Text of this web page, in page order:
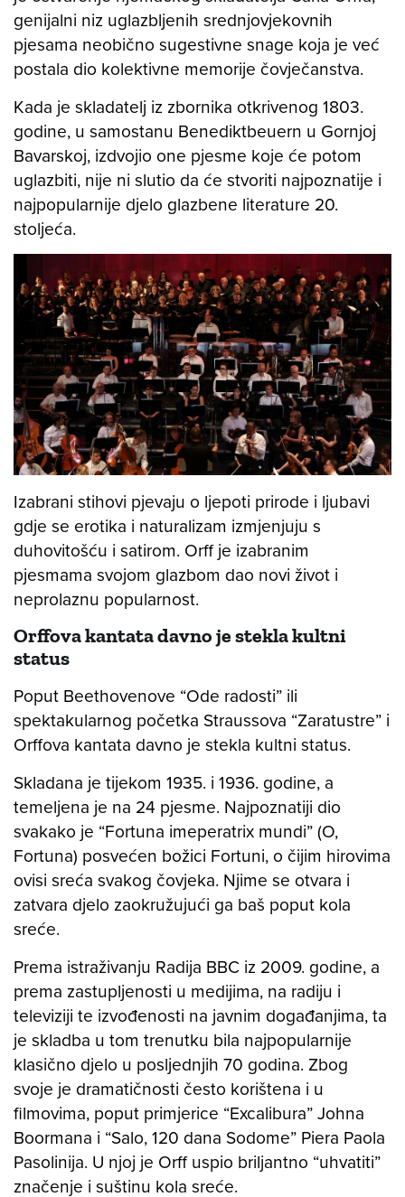
genijalni niz uglazbljenih srednjovjekovnih
pjesama neobično sugestivne snage koja je već
postala dio kolektivne memorije čovječanstva.
Kada je skladatelj iz zbornika otkrivenog 1803.
godine, u samostanu Benediktbeuern u Gornjoj
Bavarskoj, izdvojio one pjesme koje će potom
uglazbiti, nije ni slutio da će stvoriti najpoznatije i
najpopularnije djelo glazbene literature 20.
stoljeća.
Izabrani stihovi pjevaju o ljepoti prirode i ljubavi
gdje se erotika i naturalizam izmjenjuju s
duhovitošću i satirom. Orff je izabranim
pjesmama svojom glazbom dao novi život i
neprolaznu popularnost.
Orffova kantata davno je stekla kultni
status
Poput Beethovenove “Ode radosti” ili
spektakularnog početka Straussova “Zaratustre” i
Orffova kantata davno je stekla kultni status.
Skladana je tijekom 1935. i 1936. godine, a
temeljena je na 24 pjesme. Najpoznatiji dio
svakako je “Fortuna imeperatrix mundi” (O,
Fortuna) posvećen božici Fortuni, o čijim hirovima
ovisi sreća svakog čovjeka. Njime se otvara i
zatvara djelo zaokružujući ga baš poput kola
sreće.
Prema istraživanju Radija BBC iz 2009. godine, a
prema zastupljenosti u medijima, na radiju i
televiziji te izvođenosti na javnim događanjima, ta
je skladba u tom trenutku bila najpopularnije
klasično djelo u posljednjih 70 godina. Zbog
svoje je dramatičnosti često korištena i u
filmovima, poput primjerice “Excalibura” Johna
Boormana i “Salo, 120 dana Sodome” Piera Paola
Pasolinija. U njoj je Orff uspio briljantno “uhvatiti”
značenje i suštinu kola sreće.